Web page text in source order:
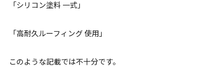
「シリコン塗料 一式」
「高耐久ルーフィング 使用」
このような記載では不十分です。